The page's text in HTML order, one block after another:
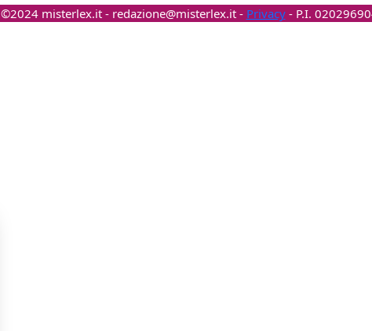
©2024 misterlex.it - redazione@misterlex.it- Privacy- P.I.